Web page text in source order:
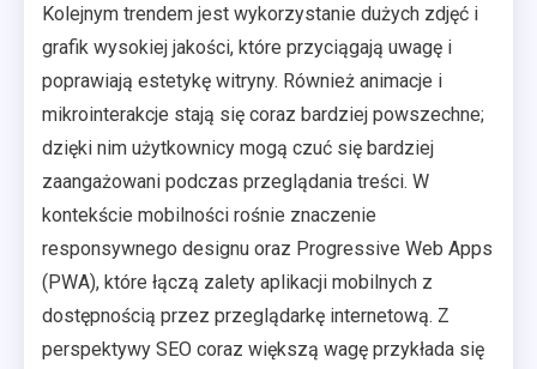
Kolejnym trendem jest wykorzystanie dużych zdjęć i
grafik wysokiej jakości, które przyciągają uwagę i
poprawiają estetykę witryny. Również animacje i
mikrointerakcje stają się coraz bardziej powszechne;
dzięki nim użytkownicy mogą czuć się bardziej
zaangażowani podczas przeglądania treści. W
kontekście mobilności rośnie znaczenie
responsywnego designu oraz Progressive Web Apps
(PWA), które łączą zalety aplikacji mobilnych z
dostępnością przez przeglądarkę internetową. Z
perspektywy SEO coraz większą wagę przykłada się